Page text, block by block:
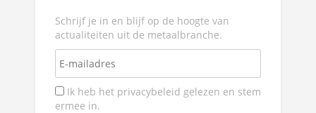
Schrijf je in en blijf op de hoogte van
actualiteiten uit de metaalbranche.
Ik heb het privacybeleid gelezen en stem
ermee in.